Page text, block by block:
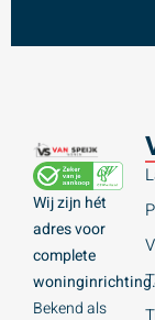
Wij zijn hét
adres voor
complete
woninginrichting.
Bekend als